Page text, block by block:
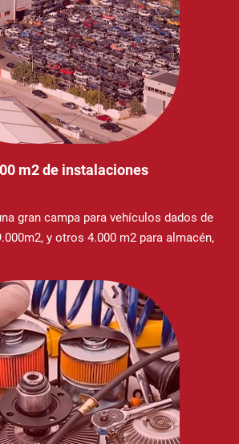
m2 de instalaciones
gran campa para vehículos dados de
y otros 4.000 m2 para almacén,